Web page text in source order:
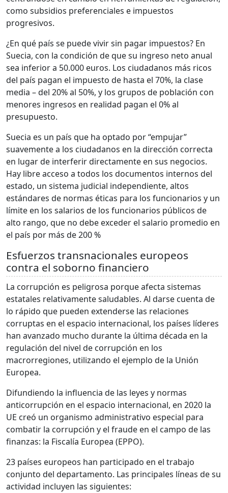
como subsidios preferenciales e impuestos
progresivos.
¿En qué país se puede vivir sin pagar impuestos? En
Suecia, con la condición de que su ingreso neto anual
sea inferior a 50.000 euros. Los ciudadanos más ricos
del país pagan el impuesto de hasta el 70%, la clase
media – del 20% al 50%, y los grupos de población con
menores ingresos en realidad pagan el 0% al
presupuesto.
Suecia es un país que ha optado por “empujar”
suavemente a los ciudadanos en la dirección correcta
en lugar de interferir directamente en sus negocios.
Hay libre acceso a todos los documentos internos del
estado, un sistema judicial independiente, altos
estándares de normas éticas para los funcionarios y un
límite en los salarios de los funcionarios públicos de
alto rango, que no debe exceder el salario promedio en
el país por más de 200 %
Esfuerzos transnacionales europeos
contra el soborno financiero
La corrupción es peligrosa porque afecta sistemas
estatales relativamente saludables. Al darse cuenta de
lo rápido que pueden extenderse las relaciones
corruptas en el espacio internacional, los países líderes
han avanzado mucho durante la última década en la
regulación del nivel de corrupción en los
macrorregiones, utilizando el ejemplo de la Unión
Europea.
Difundiendo la influencia de las leyes y normas
anticorrupción en el espacio internacional, en 2020 la
UE creó un organismo administrativo especial para
combatir la corrupción y el fraude en el campo de las
finanzas: la Fiscalía Europea (EPPO).
23 países europeos han participado en el trabajo
conjunto del departamento. Las principales líneas de su
actividad incluyen las siguientes: